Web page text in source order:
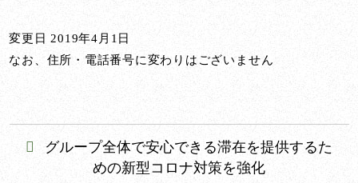
変更日 2019年4月1日
なお、住所・電話番号に変わりはございません
グループ全体で安心できる滞在を提供するた
めの新型コロナ対策を強化